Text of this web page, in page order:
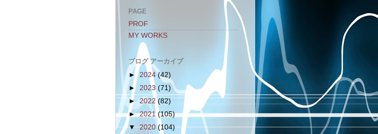
PAGE
PROF
MY WORKS
ブログ アーカイブ
► 2024(42)
► 2023 (71)
►2022(82)
►2021 (105)
▼2020(104)